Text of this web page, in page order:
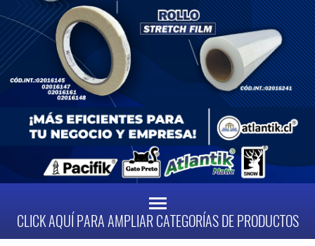
CLICK AQUÍ PARA AMPLIAR CATEGORÍAS DE PRODUCTOS